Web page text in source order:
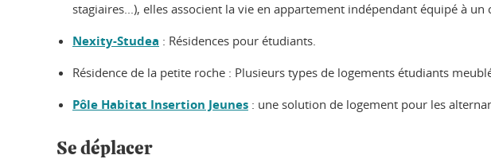
stagiaires...), elles associent la vie en appartement indépendant équipé à
Nexity-Studea : Résidences pour étudiants.
Résidence de la petite roche : Plusieurs types de logements étudiants
Pôle Habitat Insertion Jeunes : une solution de logement pour les
Se déplacer